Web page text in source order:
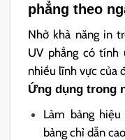
phẳng theo
Nhờ khả năng in
UV phẳng có tính
nhiều lĩnh vực của
Ứng dụng trong
Làm bảng
bảng chỉ dẫn